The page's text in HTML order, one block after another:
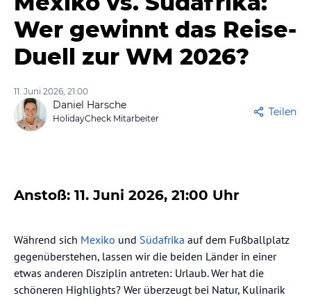
Wer gewinnt das Reise-
Duell zur WM 2026?
11. Juni 2026, 21:00
Daniel Harsche
HolidayCheck Mitarbeiter
Teilen
⁠Anstoß: 11. Juni 2026, 21:00 Uhr
⁠Während sich Mexiko und Südafrika auf dem Fußballplatz
gegenüberstehen, lassen wir die beiden Länder in einer
etwas anderen Disziplin antreten: Urlaub. Wer hat die
schöneren Highlights? Wer überzeugt bei Natur, Kulinarik